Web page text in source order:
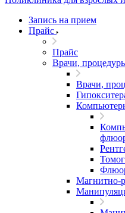
Запись на прием
Прайс
Прайс
Врачи,
Врачи,
Магнитно-